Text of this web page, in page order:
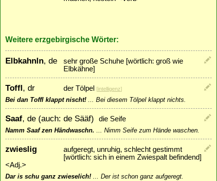
Weitere erzgebirgische Wörter:
Elbkahnln, de
sehr große Schuhe [wörtlich: groß wie
Elbkähne]
Toffl, dr der Tölpel [intelligenz]
Bei dan Toffl klappt nischt! ... Bei diesem Tölpel klappt nichts.
Saaf, de (auch: de Sääf) die Seife
Namm Saaf zen Händwaschn. ... Nimm Seife zum Hände waschen.
zwieslig
aufgeregt, unruhig, schlecht gestimmt
[wörtlich: sich in einem Zwiespalt befindend]
<Adj.>
Dar is schu ganz zwieselich! ... Der ist schon ganz aufgeregt.